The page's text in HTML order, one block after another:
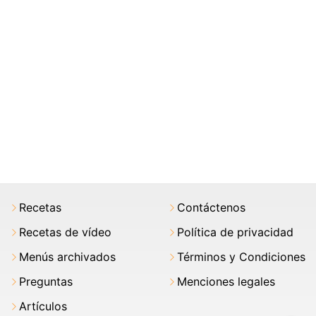
Recetas
Recetas de vídeo
Menús archivados
Preguntas
Artículos
Contáctenos
Política de privacidad
Términos y Condiciones
Menciones legales